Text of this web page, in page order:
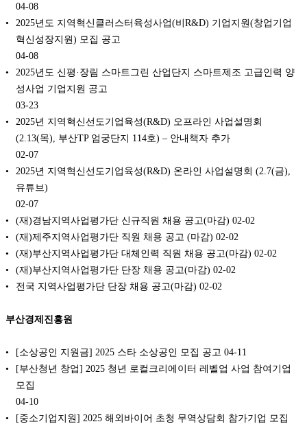
04-08
2025년도 지역혁신클러스터육성사업(비R&D) 기업지원(창업기업
혁신성장지원) 모집 공고
04-08
2025년도 신평·장림 스마트그린 산업단지 스마트제조 고급인력 양
성사업 기업지원 공고
03-23
2025년 지역혁신선도기업육성(R&D) 오프라인 사업설명회
(2.13(목), 부산TP 엄궁단지 114호) – 안내책자 추가
02-07
2025년 지역혁신선도기업육성(R&D) 온라인 사업설명회 (2.7(금),
유튜브)
02-07
(재)경남지역사업평가단 신규직원 채용 공고(마감) 02-02
(재)제주지역사업평가단 직원 채용 공고 (마감) 02-02
(재)부산지역사업평가단 대체인력 직원 채용 공고(마감) 02-02
(재)부산지역사업평가단 단장 채용 공고(마감) 02-02
전국 지역사업평가단 단장 채용 공고(마감) 02-02
부산경제진흥원
[소상공인 지원금] 2025 스타 소상공인 모집 공고 04-11
[부산청년 창업] 2025 청년 로컬크리에이터 레벨업 사업 참여기업
모집
04-10
[중소기업지원] 2025 해외바이어 초청 무역상담회 참가기업 모집